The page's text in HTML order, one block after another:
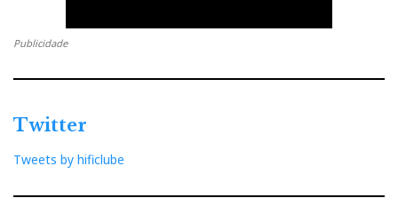
Publicidade
Twitter
Tweets by hificlube